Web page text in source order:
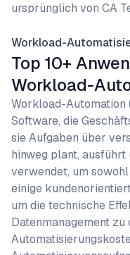
ursprünglich von CA
Workload-
Top 10+
Workload-
Workload-Automation
Software, die
sie Aufgaben über
hinweg plant,
verwendet, um
einige
um die technische
Datenmanagement zu